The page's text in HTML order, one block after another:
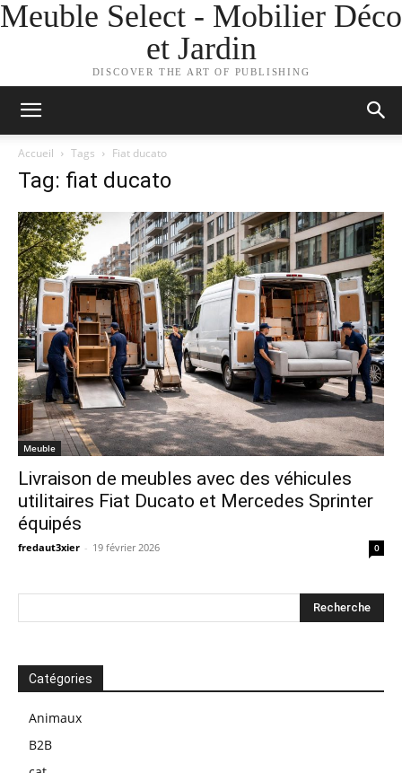
Meuble Select - Mobilier Déco
et Jardin
DISCOVER THE ART OF PUBLISHING
Accueil Tags Fiat ducato
Tag: fiat ducato
Meuble
Livraison de meubles avec des véhicules
utilitaires Fiat Ducato et Mercedes Sprinter
équipés
fredaut3xier - 19 février 2026 0
Catégories
Animaux
B2B